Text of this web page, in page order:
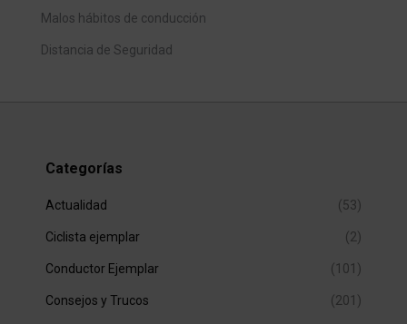
Malos hábitos de conducción
Distancia de Seguridad
Categorías
Actualidad (53)
Ciclista ejemplar (2)
Conductor Ejemplar (101)
Consejos y Trucos (201)